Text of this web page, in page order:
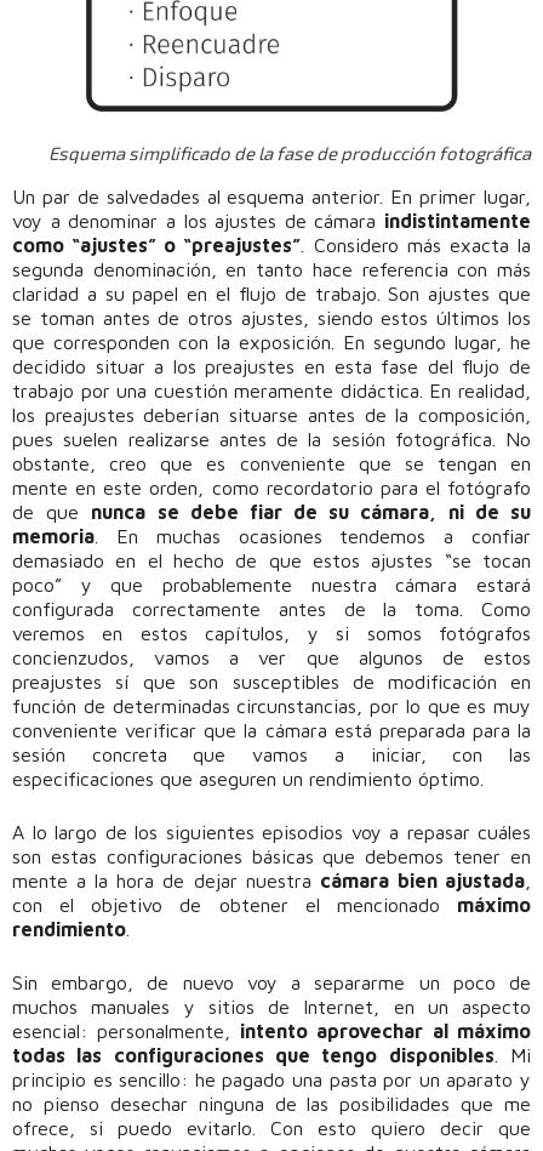
Esquema simplificado de la fase de producción fotográfica
Un par de salvedades al esquema anterior. En primer lugar,
voy a denominar a los ajustes de cámara indistintamente
como “ajustes” o “preajustes” . Considero más exacta la
segunda denominación, en tanto hace referencia con más
claridad a su papel en el flujo de trabajo. Son ajustes que
se toman antes de otros ajustes, siendo estos últimos los
que corresponden con la exposición. En segundo lugar, he
decidido situar a los preajustes en esta fase del flujo de
trabajo por una cuestión meramente didáctica. En realidad,
los preajustes deberían situarse antes de la composición,
pues suelen realizarse antes de la sesión fotográfica. No
obstante, creo que es conveniente que se tengan en
mente en este orden, como recordatorio para el fotógrafo
de que nunca se debe fiar de su cámara, ni de su
memoria . En muchas ocasiones tendemos a confiar
demasiado en el hecho de que estos ajustes “se tocan
poco” y que probablemente nuestra cámara estará
configurada correctamente antes de la toma. Como
veremos en estos capítulos, y si somos fotógrafos
concienzudos, vamos a ver que algunos de estos
preajustes sí que son susceptibles de modificación en
función de determinadas circunstancias, por lo que es muy
conveniente verificar que la cámara está preparada para la
sesión concreta que vamos a iniciar, con las
especificaciones que aseguren un rendimiento óptimo.
A lo largo de los siguientes episodios voy a repasar cuáles
son estas configuraciones básicas que debemos tener en
mente a la hora de dejar nuestra cámara bien ajustada
con el objetivo de obtener el mencionado máximo
rendimiento
Sin embargo, de nuevo voy a separarme un poco de
muchos manuales y sitios de Internet, en un aspecto
esencial: personalmente,
intento aprovechar al máximo
todas las configuraciones que tengo disponibles . Mi
principio es sencillo: he pagado una pasta por un aparato y
no pienso desechar ninguna de las posibilidades que me
ofrece, si puedo evitarlo. Con esto quiero decir que